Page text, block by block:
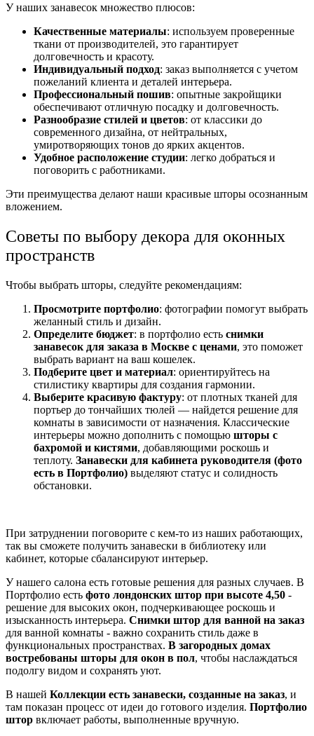
У наших занавесок множество плюсов:
Качественные материалы: используем проверенные
ткани от производителей, это гарантирует
долговечность и красоту.
Индивидуальный подход: заказ выполняется с учетом
пожеланий клиента и деталей интерьера.
Профессиональный пошив: опытные закройщики
обеспечивают отличную посадку и долговечность.
Разнообразие стилей и цветов: от классики до
современного дизайна, от нейтральных,
умиротворяющих тонов до ярких акцентов.
Удобное расположение студии: легко добраться и
поговорить с работниками.
Эти преимущества делают наши красивые шторы осознанным
вложением.
Советы по выбору декора для оконных
пространств
Чтобы выбрать шторы, следуйте рекомендациям:
Просмотрите портфолио: фотографии помогут выбрать
желанный стиль и дизайн.
Определите бюджет: в портфолио есть снимки
занавесок для заказа в Москве с ценами, это поможет
выбрать вариант на ваш кошелек.
Подберите цвет и материал: ориентируйтесь на
стилистику квартиры для создания гармонии.
Выберите красивую фактуру: от плотных тканей для
портьер до тончайших тюлей — найдется решение для
комнаты в зависимости от назначения. Классические
интерьеры можно дополнить с помощью шторы с
бахромой и кистями, добавляющими роскошь и
теплоту. Занавески для кабинета руководителя (фото
есть в Портфолио) выделяют статус и солидность
обстановки.
При затруднении поговорите с кем-то из наших работающих,
так вы сможете получить занавески в библиотеку или
кабинет, которые сбалансируют интерьер.
У нашего салона есть готовые решения для разных случаев. В
Портфолио есть фото лондонских штор при высоте 4,50 -
решение для высоких окон, подчеркивающее роскошь и
изысканность интерьера. Снимки штор для ванной на заказ
для ванной комнаты - важно сохранить стиль даже в
функциональных пространствах. В загородных домах
востребованы шторы для окон в пол, чтобы наслаждаться
подолгу видом и сохранять уют.
В нашей Коллекции есть занавески, созданные на заказ, и
там показан процесс от идеи до готового изделия. Портфолио
штор включает работы, выполненные вручную.